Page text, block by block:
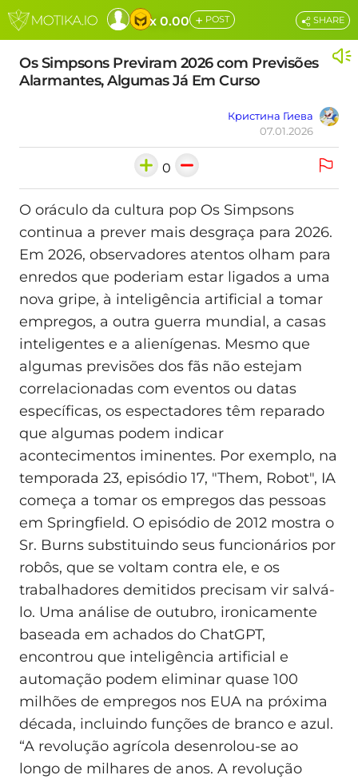
x 0.00 + POST
Os Simpsons Previram 2026 com Previsões
Alarmantes, Algumas Já Em Curso
Кристина Гиева
07.01.2026
SHARE
0
O oráculo da cultura pop Os Simpsons
continua a prever mais desgraça para 2026.
Em 2026, observadores atentos olham para
enredos que poderiam estar ligados a uma
nova gripe, à inteligência artificial a tomar
empregos, a outra guerra mundial, a casas
inteligentes e a alienígenas. Mesmo que
algumas previsões dos fãs não estejam
correlacionadas com eventos ou datas
específicas, os espectadores têm reparado
que algumas podem indicar
acontecimentos iminentes. Por exemplo, na
temporada 23, episódio 17, "Them, Robot", IA
começa a tomar os empregos das pessoas
em Springfield. O episódio de 2012 mostra o
Sr. Burns substituindo seus funcionários por
robôs, que se voltam contra ele, e os
trabalhadores demitidos precisam vir salvá-
lo. Uma análise de outubro, ironicamente
baseada em achados do ChatGPT,
encontrou que inteligência artificial e
automação podem eliminar quase 100
milhões de empregos nos EUA na próxima
década, incluindo funções de branco e azul.
“A revolução agrícola desenrolou-se ao
longo de milhares de anos. A revolução